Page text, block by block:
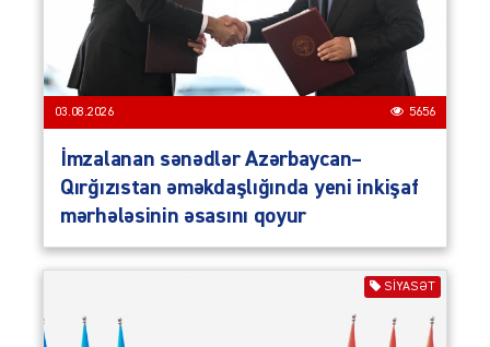
03.08.2026 5656
İmzalanan sənədlər Azərbaycan–
Qırğızıstan əməkdaşlığında yeni inkişaf
mərhələsinin əsasını qoyur
SIYASƏT